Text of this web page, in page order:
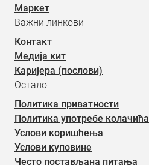
Маркет
Важни линкови
Контакт
Медија кит
Каријера (послови)
Остало
Политика приватности
Политика употребе колачића
Услови коришћења
Услови куповине
Често постављана питања